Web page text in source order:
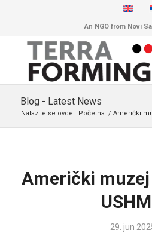
An NGO from Novi
Blog - Latest News
Nalazite se ovde: Početna / Američki
Američki
29. jun